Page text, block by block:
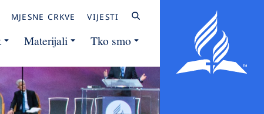
MJESNE CRKVE VIJESTI
Materijali Tko smo